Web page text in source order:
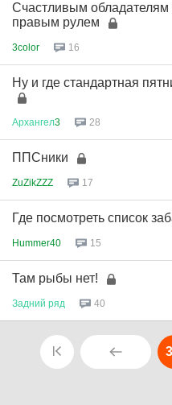
Счастливым обладателям
правым рулем
3color 16
Ну и где стандартная
Архангел3 28
ППСники
ZuZikZZZ 17
Где посмотреть список
Hummer40 15
Там рыбы нет!
Задний ряд 40